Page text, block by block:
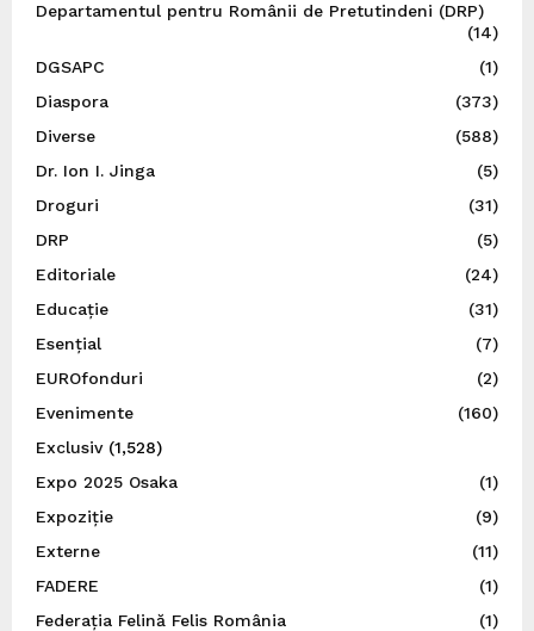
Departamentul pentru Românii de Pretutindeni (DRP)
(14)
DGSAPC
(1)
Diaspora
(373)
Diverse
(588)
Dr. Ion I. Jinga
(5)
Droguri
(31)
DRP
(5)
Editoriale
(24)
Educație
(31)
Esențial
(7)
EUROfonduri
(2)
Evenimente
(160)
Exclusiv(1,528)
Expo 2025 Osaka
(1)
Expoziție
(9)
Externe
(11)
FADERE
(1)
Federația Felină Felis România
(1)